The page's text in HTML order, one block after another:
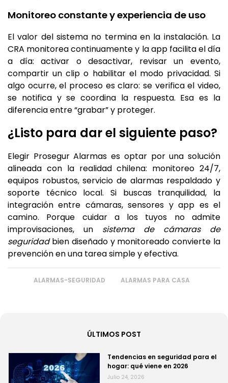
Monitoreo constante y experiencia de uso
El valor del sistema no termina en la instalación. La
CRA monitorea continuamente y la app facilita el día
a día: activar o desactivar, revisar un evento,
compartir un clip o habilitar el modo privacidad. Si
algo ocurre, el proceso es claro: se verifica el video,
se notifica y se coordina la respuesta. Esa es la
diferencia entre “grabar” y proteger.
¿Listo para dar el siguiente paso?
Elegir Prosegur Alarmas es optar por una solución
alineada con la realidad chilena: monitoreo 24/7,
equipos robustos, servicio de alarmas respaldado y
soporte técnico local. Si buscas tranquilidad, la
integración entre cámaras, sensores y app es el
camino. Porque cuidar a los tuyos no admite
improvisaciones, un sistema de cámaras de
seguridadbien diseñado y monitoreado convierte la
prevención en una tarea simple y efectiva.
ALARMAS-SEGURIDAD ALARMAS PARA CASA
ÚLTIMOS POST
Tendencias en seguridad para el
hogar: qué viene en 2026
Julio 24, 2026